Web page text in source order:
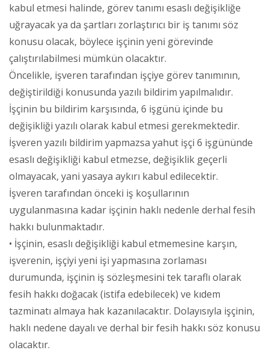
kabul etmesi halinde, görev tanımı esaslı değişikliğe
uğrayacak ya da şartları zorlaştırıcı bir iş tanımı söz
konusu olacak, böylece işçinin yeni görevinde
çalıştırılabilmesi mümkün olacaktır.
Öncelikle, işveren tarafından işçiye görev tanımının,
değiştirildiği konusunda yazılı bildirim yapılmalıdır.
İşçinin bu bildirim karşısında, 6 işgünü içinde bu
değişikliği yazılı olarak kabul etmesi gerekmektedir.
İşveren yazılı bildirim yapmazsa yahut işçi 6 işgününde
esaslı değişikliği kabul etmezse, değişiklik geçerli
olmayacak, yani yasaya aykırı kabul edilecektir.
İşveren tarafından önceki iş koşullarının
uygulanmasına kadar işçinin haklı nedenle derhal fesih
hakkı bulunmaktadır.
• İşçinin, esaslı değişikliği kabul etmemesine karşın,
işverenin, işçiyi yeni işi yapmasına zorlaması
durumunda, işçinin iş sözleşmesini tek taraflı olarak
fesih hakkı doğacak (istifa edebilecek) ve kıdem
tazminatı almaya hak kazanılacaktır. Dolayısıyla işçinin,
haklı nedene dayalı ve derhal bir fesih hakkı söz konusu
olacaktır.